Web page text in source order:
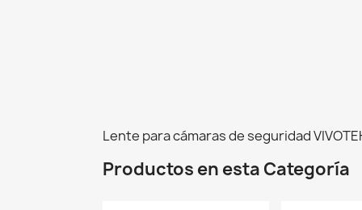
Lente para cámaras de seguridad
Productos en esta Categoría